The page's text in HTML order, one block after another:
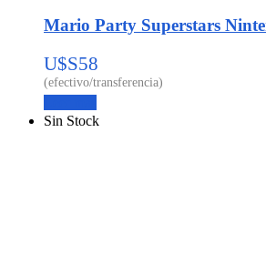
Mario Party Superstars
U$S58
Sin Stock